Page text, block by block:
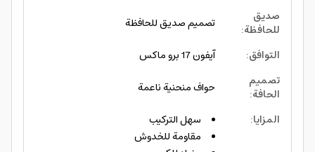
صديق
للحافظة:
تصميم صديق للحافظة
التوافق:
آيفون 17 برو ماكس
تصميم
الحافة:
حواف منحنية ناعمة
المزايا:
سهل التركيب
مقاومة للخدوش